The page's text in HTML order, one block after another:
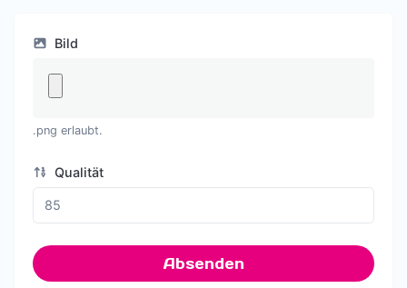
Bild
.png erlaubt.
Qualität
Absenden